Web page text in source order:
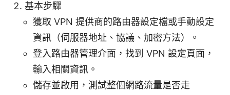
基本步驟
獲取 VPN 提供商的路由器設定檔或手動設定
資訊（伺服器地址、協議、加密方法）。
登入路由器管理介面，找到 VPN 設定頁面，
輸入相關資訊。
儲存並啟用，測試整個網路流量是否走